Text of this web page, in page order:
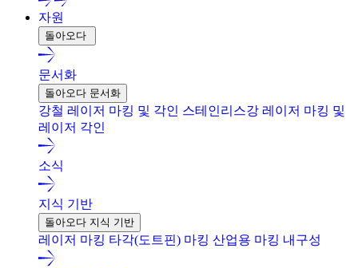
자원
돌아오다
문서화
돌아오다 문서화
강철 레이저 마킹 및 각인 스테인리스강 레이저 마킹 및
레이저 각인
소식
지식 기반
돌아오다 지식 기반
레이저 마킹 타각(도트핀) 마킹 산업용 마킹 내구성